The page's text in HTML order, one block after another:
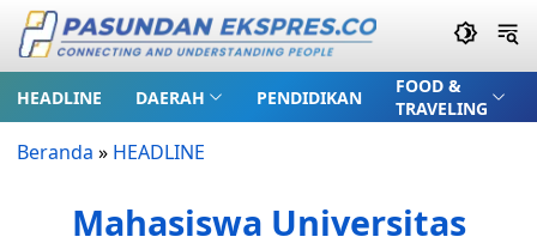
HEADLINE DAERAH PENDIDIKAN
FOOD &
TRAVELING
Beranda » HEADLINE
Mahasiswa Universitas